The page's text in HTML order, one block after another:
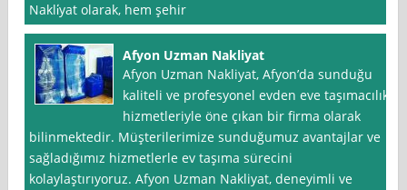
Nakli̇yat olarak, hem şehir
Afyon Uzman Nakliyat
Afyon Uzman Nakliyat, Afyon’da sunduğu
kaliteli ve profesyonel evden eve taşımacılık
hizmetleriyle öne çıkan bir firma olarak
bilinmektedir. Müşterilerimize sunduğumuz avantajlar ve
sağladığımız hizmetlerle ev taşıma sürecini
kolaylaştırıyoruz. Afyon Uzman Nakliyat, deneyimli ve